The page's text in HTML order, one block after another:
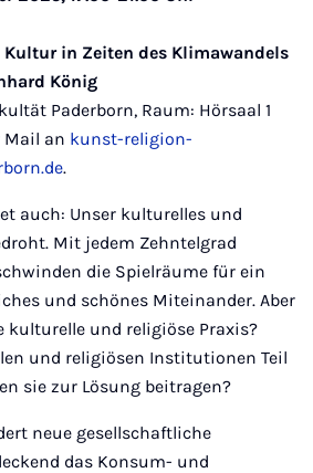
in Zeiten des Klimawandels
König
Paderborn, Raum: Hörsaal 1
Mail an kunst-religion-
.
auch: Unser kulturelles und
Mit jedem Zehntelgrad
die Spielräume für ein
und schönes Miteinander. Aber
kulturelle und religiöse Praxis?
und religiösen Institutionen Teil
sie zur Lösung beitragen?
neue gesellschaftliche
das Konsum- und